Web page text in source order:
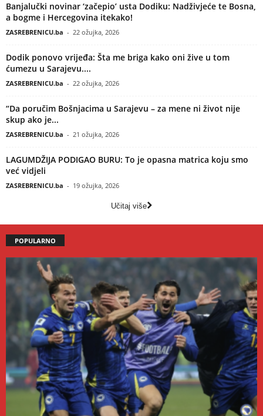
Banjalučki novinar ‘začepio’ usta Dodiku: Nadživjeće te Bosna,
a bogme i Hercegovina itekako!
ZASREBRENICU.ba - 22 ožujka, 2026
Dodik ponovo vrijeđa: Šta me briga kako oni žive u tom
ćumezu u Sarajevu....
ZASREBRENICU.ba - 22 ožujka, 2026
“Da poručim Bošnjacima u Sarajevu – za mene ni život nije
skup ako je...
ZASREBRENICU.ba - 21 ožujka, 2026
LAGUMDŽIJA PODIGAO BURU: To je opasna matrica koju smo
već vidjeli
ZASREBRENICU.ba - 19 ožujka, 2026
Učitaj više
POPULARNO